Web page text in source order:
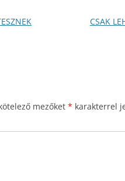
CSAK
mezőket * karakterrel